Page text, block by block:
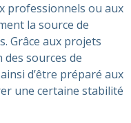
professionnels ou aux
la source de
Grâce aux projets
sources de
d’être préparé aux
une certaine stabilité